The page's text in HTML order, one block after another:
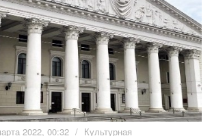
2022, 00:32 / Культурная